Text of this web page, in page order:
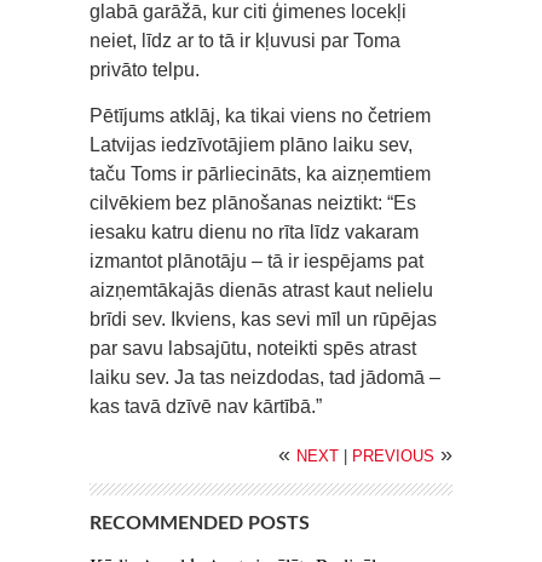
glabā garāžā, kur citi ģimenes locekļi
neiet, līdz ar to tā ir kļuvusi par Toma
privāto telpu.
Pētījums atklāj, ka tikai viens no četriem
Latvijas iedzīvotājiem plāno laiku sev,
taču Toms ir pārliecināts, ka aizņemtiem
cilvēkiem bez plānošanas neiztikt: “Es
iesaku katru dienu no rīta līdz vakaram
izmantot plānotāju – tā ir iespējams pat
aizņemtākajās dienās atrast kaut nelielu
brīdi sev. Ikviens, kas sevi mīl un rūpējas
par savu labsajūtu, noteikti spēs atrast
laiku sev. Ja tas neizdodas, tad jādomā –
kas tavā dzīvē nav kārtībā.”
« NEXT PREVIOUS »
RECOMMENDED POSTS